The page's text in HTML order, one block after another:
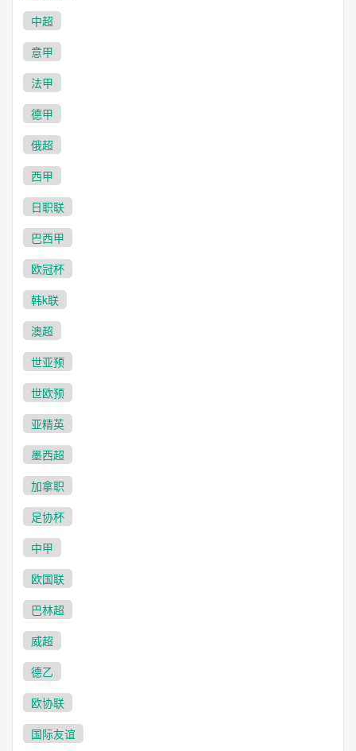
中超
意甲
法甲
德甲
俄超
西甲
日职联
巴西甲
欧冠杯
韩k联
澳超
世亚预
世欧预
亚精英
墨西超
加拿职
足协杯
中甲
欧国联
巴林超
威超
德乙
欧协联
国际友谊